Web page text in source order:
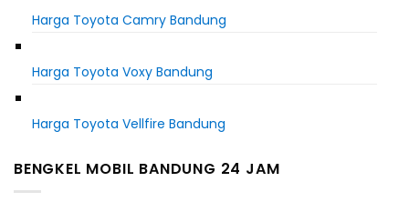
Harga Toyota Camry Bandung
Harga Toyota Voxy Bandung
Harga Toyota Vellfire Bandung
BENGKEL MOBIL BANDUNG 24 JAM